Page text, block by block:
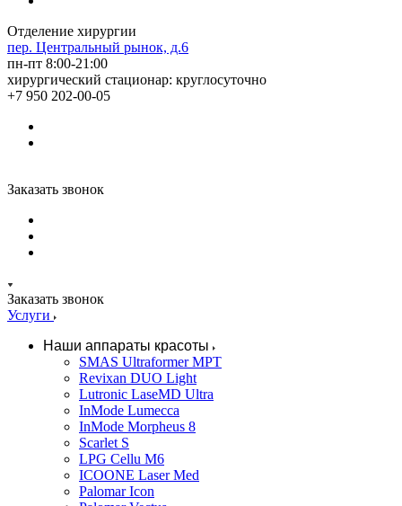
Отделение хирургии
пер. Центральный рынок, д.6
пн-пт 8:00-21:00
хирургический стационар: круглосуточно
+7 950 202-00-05
Заказать звонок
Заказать звонок
Услуги
Наши аппараты красоты
SMAS Ultraformer MPT
Revixan DUO Light
Lutronic LaseMD Ultra
InMode Lumecca
InMode Morpheus 8
Scarlet S
LPG Cellu M6
ICOONE Laser Med
Palomar Icon